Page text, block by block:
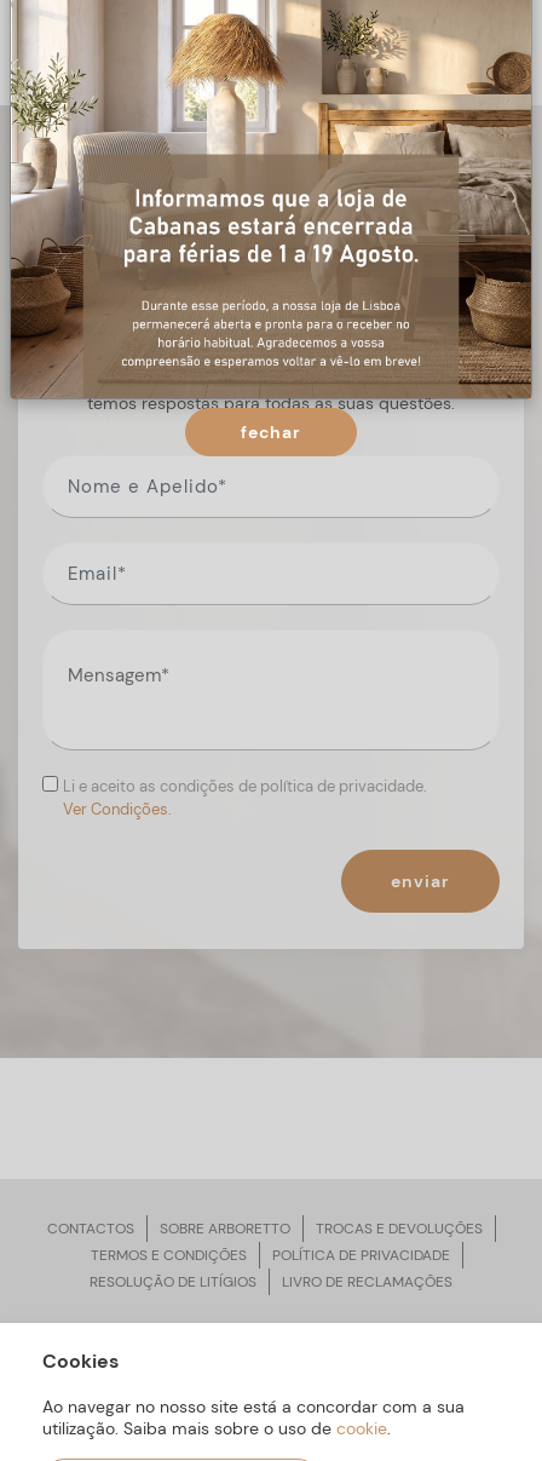
+ informações
Preencha o formulário, e num curto espaço de tempo,
temos respostas para todas as suas questões.
Li e aceito as condições de política de privacidade.
Ver Condições.
enviar
CONTACTOS SOBRE ARBORETTO
TROCAS E DEVOLUÇÕES
TERMOS E CONDIÇÕES
POLÍTICA DE PRIVACIDADE
RESOLUÇÃO DE LITÍGIOS
LIVRO DE RECLAMAÇÕES
ARBORETTO © Todos os Direitos Reservados | Desenvolvido por
Cookies
Ao navegar no nosso site está a concordar com a sua
utilização. Saiba mais sobre o uso de cookie.
fechar